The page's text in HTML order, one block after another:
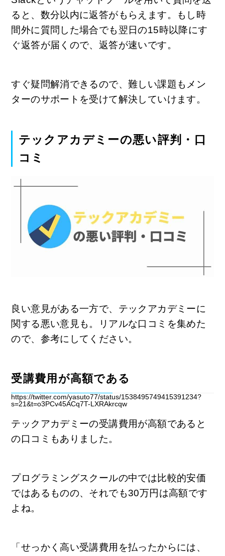
ると、数分以内に返答がもらえます。もし時
間外に質問した場合でも翌日の15時以降にす
ぐ返答が届くので、返答が速いです。
すぐ疑問解消できるので、難しい課題もメン
ターのサポートを受けて解決していけます。
テックアカデミーの悪い評判・口
コミ
良い意見がある一方で、テックアカデミーに
関する悪い意見も。リアルな口コミを集めた
ので、参考にしてください。
受講費用が高額である
https://twitter.com/yasuto77/status/1538495749415391234?
s=21&t=o3PCv45ACq7T-LXRAkrcqw
テックアカデミーの受講費用が高額であると
の口コミもありました。
プログラミングスクールの中では比較的安価
ではあるものの、それでも30万円は高額です
よね。
「せっかく高い受講費用を払ったからには、